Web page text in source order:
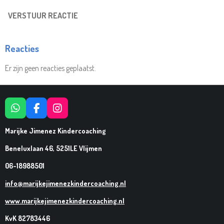
VERSTUUR REACTIE
Reacties
Er zijn geen reacties geplaatst.
W
H
A
S
P
F
A
C
B
O
K
I
N
S
A
M
Marijke Jimenez Kindercoaching
Beneluxlaan 46, 5251LE Vlijmen
06-18988501
info@marijkejimenezkindercoaching.nl
www.marijkejimenezkindercoaching.nl
KvK 82783446